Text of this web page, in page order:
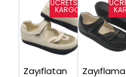
Zayıflatan
Zayıflama